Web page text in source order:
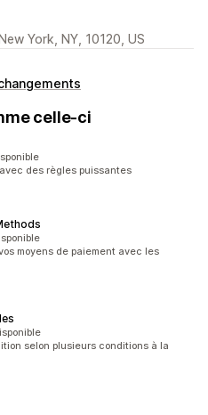
York, NY, 10120, US
celle-ci
des règles puissantes
moyens de paiement avec les
selon plusieurs conditions à la